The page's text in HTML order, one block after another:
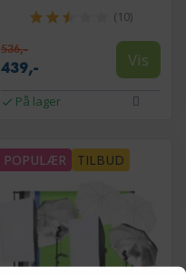
(10)
536,-
439,- Vis
På lager
POPULÆR TILBUD